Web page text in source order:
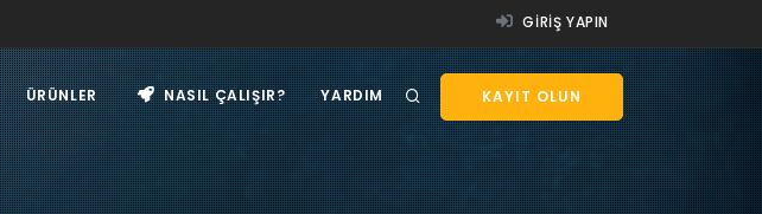
GIRIŞ YAPIN
KAYIT OLUN
ÜRÜNLER NASIL ÇALIŞIR? YARDIM